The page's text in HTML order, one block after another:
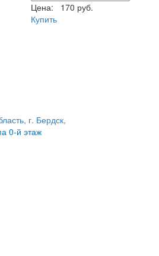
Цена:
170 руб.
Купить
г. Бердск,
0-й этаж